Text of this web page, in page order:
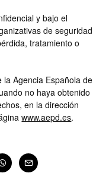
y bajo el
de seguridad
tratamiento o
Agencia Española de
no haya obtenido
en la dirección
www.aepd.es.